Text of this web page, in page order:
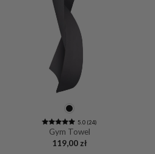
5.0 (24)
Gym Towel
119,00 zł